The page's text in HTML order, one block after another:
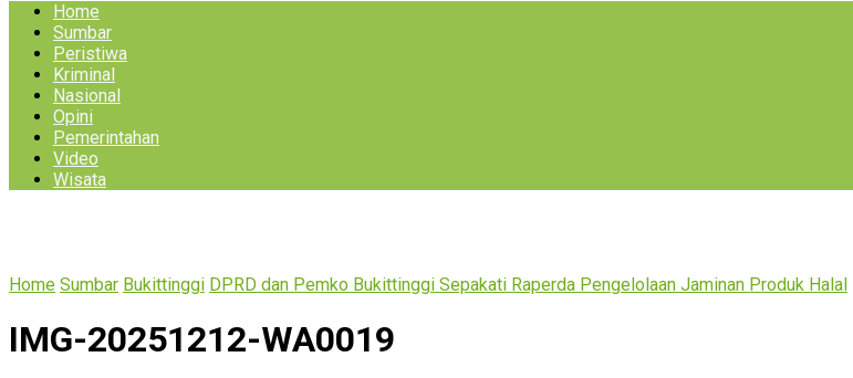
Home
Sumbar
Peristiwa
Kriminal
Nasional
Opini
Pemerintahan
Video
Wisata
Home Sumbar Bukittinggi DPRD dan Pemko Bukittinggi Sepakati Raperda Pengelolaan Jaminan Produk Halal
IMG-20251212-WA0019